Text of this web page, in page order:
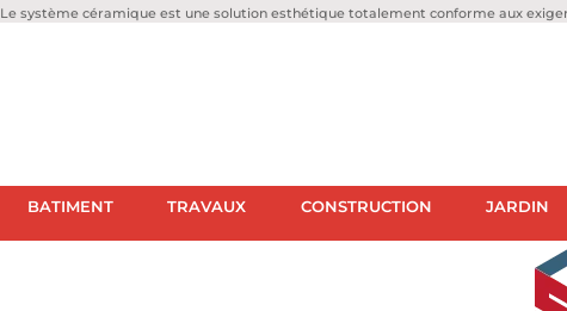
Le système céramique est une solution esthétique totalement conforme aux
BATIMENT TRAVAUX CONSTRUCTION JARDIN